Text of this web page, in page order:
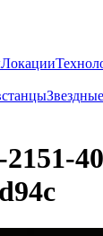
Локации
2151-